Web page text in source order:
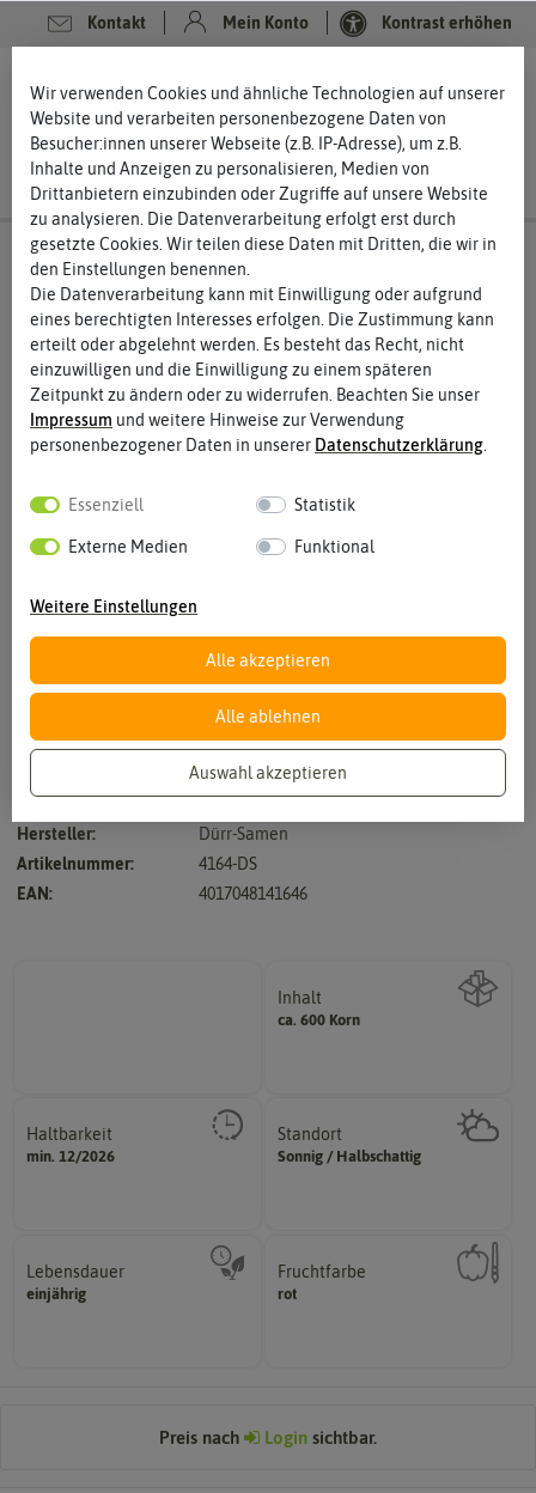
Kontakt Mein Konto Kontrast erhöhen
Vergrößern durch berühren
sehr schnellwachsendes, frühes, rundes, rotes Radies
Hersteller:
Dürr-Samen
Artikelnummer:
4164-DS
EAN:
4017048141646
Inhalt
ca. 600 KornWie viel ist enthalten
Haltbarkeit
min. 12/2026
und Pflanzgut sehr gut keimen
sollte.
Standort
Sonnig / Halbschattig
Pflanze? (schattig, halbschattig,
sonnig, vollsonnig)
Lebensdauer
einjährig
einjährig, zweijährig oder
mehrjährig.
Fruchtfarbe
rot
sie nach dem Reifungsprozess
hat.
Preis nach Login sichtbar.
Wir verwenden Cookies und ähnliche Technologien auf unserer
Website und verarbeiten personenbezogene Daten von
Besucher:innen unserer Webseite (z.B. IP-Adresse), um z.B.
Inhalte und Anzeigen zu personalisieren, Medien von
Drittanbietern einzubinden oder Zugriffe auf unsere Website
zu analysieren. Die Datenverarbeitung erfolgt erst durch
gesetzte Cookies. Wir teilen diese Daten mit Dritten, die wir in
den Einstellungen benennen.
Die Datenverarbeitung kann mit Einwilligung oder aufgrund
eines berechtigten Interesses erfolgen. Die Zustimmung kann
erteilt oder abgelehnt werden. Es besteht das Recht, nicht
einzuwilligen und die Einwilligung zu einem späteren
Zeitpunkt zu ändern oder zu widerrufen. Beachten Sie unser
Impressum und weitere Hinweise zur Verwendung
personenbezogener Daten in unserer Daten­schutz­erklärung
Essenziell Statistik
Externe Medien Funktional
Weitere Einstellungen
Alle akzeptieren
Alle ablehnen
Auswahl akzeptieren